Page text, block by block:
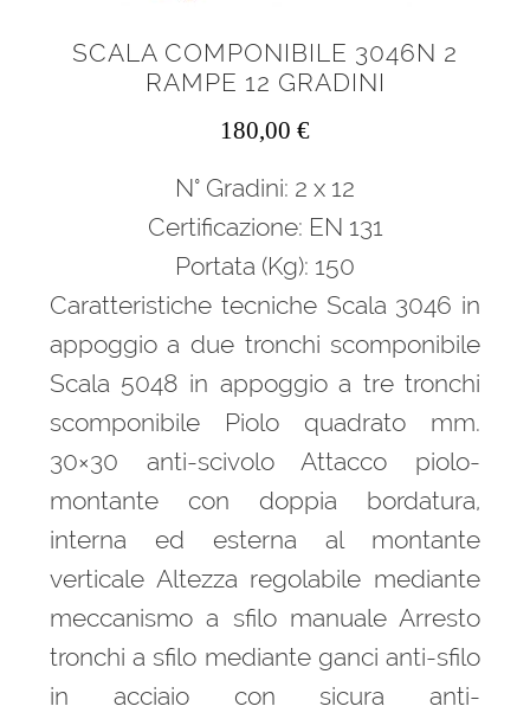
SCALA COMPONIBILE 3046N 2
RAMPE 12 GRADINI
180,00 €
N° Gradini: 2 x 12
Certificazione: EN 131
Portata (Kg): 150
Caratteristiche tecniche Scala 3046 in
appoggio a due tronchi scomponibile
Scala 5048 in appoggio a tre tronchi
scomponibile Piolo quadrato mm.
30×30 anti-scivolo Attacco piolo-
montante con doppia bordatura,
interna ed esterna al montante
verticale Altezza regolabile mediante
meccanismo a sfilo manuale Arresto
tronchi a sfilo mediante ganci anti-sfilo
in acciaio con sicura anti-